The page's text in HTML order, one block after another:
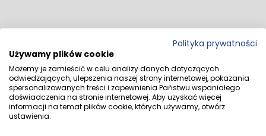
Polityka prywatności
Używamy plików cookie
Możemy je zamieścić w celu analizy danych dotyczących
odwiedzających, ulepszenia naszej strony internetowej, pokazania
spersonalizowanych treści i zapewnienia Państwu wspaniałego
doświadczenia na stronie internetowej. Aby uzyskać więcej
informacji na temat plików cookie, których używamy, otwórz
ustawienia.